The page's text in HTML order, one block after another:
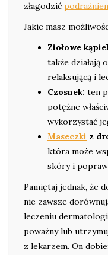
złagodzić
Jakie masz
Ziołowe
także działają
relaksującą i
Czosnek: ten
potężne
wykorzystać
Maseczki z
która może
skóry i
Pamiętaj jednak, że
nie zawsze
leczeniu
poważny lub
z lekarzem. On